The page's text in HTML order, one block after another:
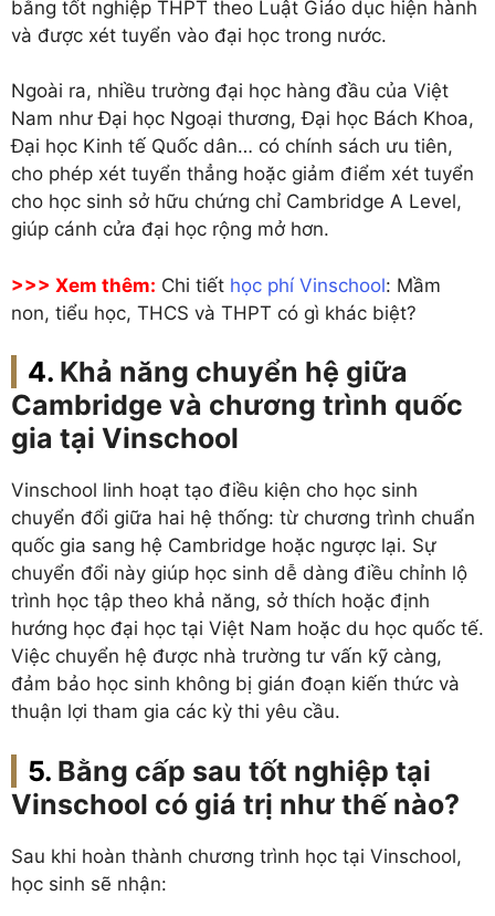
bằng tốt nghiệp THPT theo Luật Giáo dục hiện hành
và được xét tuyển vào đại học trong nước.
Ngoài ra, nhiều trường đại học hàng đầu của Việt
Nam như Đại học Ngoại thương, Đại học Bách Khoa,
Đại học Kinh tế Quốc dân… có chính sách ưu tiên,
cho phép xét tuyển thẳng hoặc giảm điểm xét tuyển
cho học sinh sở hữu chứng chỉ Cambridge A Level,
giúp cánh cửa đại học rộng mở hơn.
>>> Xem thêm: Chi tiết học phí Vinschool: Mầm
non, tiểu học, THCS và THPT có gì khác biệt?
Khả năng chuyển hệ giữa
Cambridge và chương trình quốc
gia tại Vinschool
Vinschool linh hoạt tạo điều kiện cho học sinh
chuyển đổi giữa hai hệ thống: từ chương trình chuẩn
quốc gia sang hệ Cambridge hoặc ngược lại. Sự
chuyển đổi này giúp học sinh dễ dàng điều chỉnh lộ
trình học tập theo khả năng, sở thích hoặc định
hướng học đại học tại Việt Nam hoặc du học quốc tế.
Việc chuyển hệ được nhà trường tư vấn kỹ càng,
đảm bảo học sinh không bị gián đoạn kiến thức và
thuận lợi tham gia các kỳ thi yêu cầu.
Bằng cấp sau tốt nghiệp tại
Vinschool có giá trị như thế nào?
Sau khi hoàn thành chương trình học tại Vinschool,
học sinh sẽ nhận: